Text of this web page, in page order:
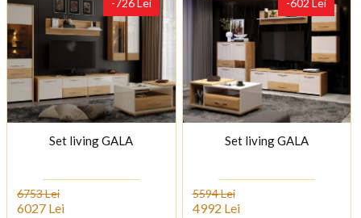
-726 Lei
Set living GALA
6753 Lei
6027 Lei
-602 Lei
Set living GALA
5594 Lei
4992 Lei